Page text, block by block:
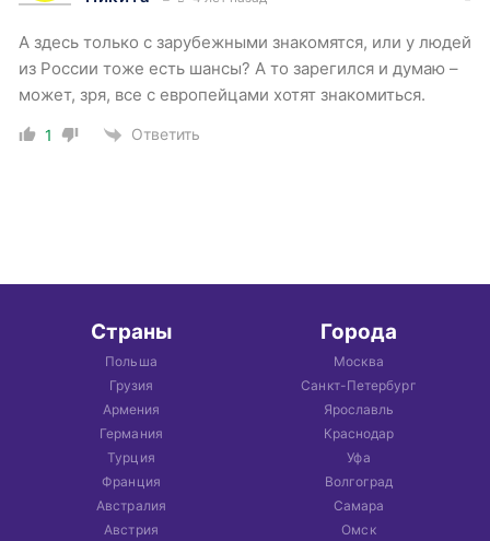
А здесь только с зарубежными знакомятся, или у людей
из России тоже есть шансы? А то зарегился и думаю –
может, зря, все с европейцами хотят знакомиться.
1 Ответить
Страны
Польша
Грузия
Армения
Германия
Турция
Франция
Австралия
Австрия
Города
Москва
Санкт-Петербург
Ярославль
Краснодар
Уфа
Волгоград
Самара
Омск